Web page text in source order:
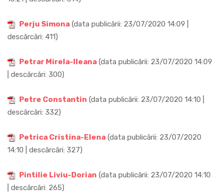
Perju Simona (data publicării: 23/07/2020 14:09 |
descărcări: 411)
Petrar Mirela-Ileana (data publicării: 23/07/2020 14:09
| descărcări: 300)
Petre Constantin (data publicării: 23/07/2020 14:10 |
descărcări: 332)
Petrica Cristina-Elena (data publicării: 23/07/2020
14:10 | descărcări: 327)
Pintilie Liviu-Dorian (data publicării: 23/07/2020 14:10
| descărcări: 265)